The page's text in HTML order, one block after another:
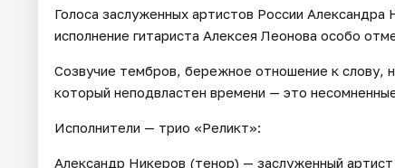
Голоса заслуженных артистов России
исполнение гитариста Алексея Леонова особо
Созвучие тембров, бережное отношение к слову,
который неподвластен времени — это
Исполнители — трио «Реликт»:
Александр Никеров (тенор) — заслуженный артист